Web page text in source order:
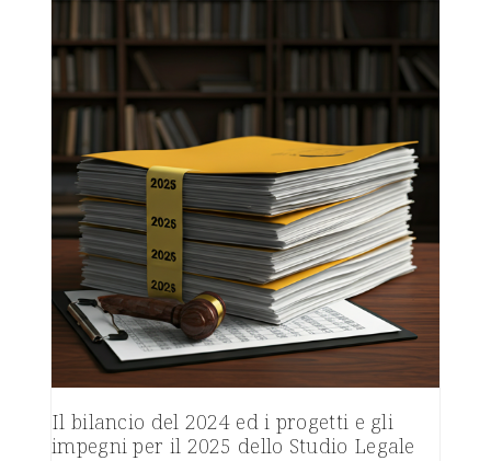
Il bilancio del 2024 ed i progetti e gli
impegni per il 2025 dello Studio Legale